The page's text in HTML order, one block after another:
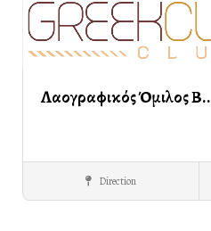
Λαογραφικός Όμιλος Β..
ΛαογραφικόςDirection